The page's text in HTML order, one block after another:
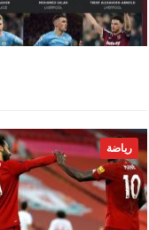
رياضة